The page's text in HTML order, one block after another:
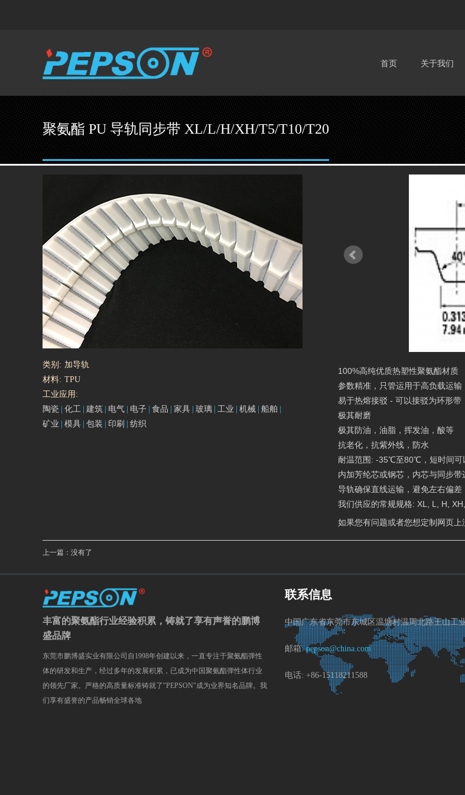
首页 关于我们
聚氨酯 PU 导轨同步带 XL/L/H/XH/T5/T10/T20
类别: 加导轨
材料: TPU
工业应用:
陶瓷 化工 建筑 电气 电子 食品 家具 玻璃 工业 机械 船舶
矿业
模具 包装 印刷 纺织
100%高纯优质热塑性聚氨酯材质
参数精准，只管运用于高负载运
易于热熔接驳 - 可以接驳为环形
极其耐磨
极其防油，油脂，挥发油，酸等
抗老化，抗紫外线，防水
耐温范围: -35℃至80℃，短时间
内加芳纶芯或钢芯，内芯与同步
导轨确保直线运输，避免左右偏差
我们供应的常规规格: XL, L, H,
如果您有问题或者您想定制网页上
上一篇：没有了
丰富的聚氨酯行业经验积累，铸就了享有声誉的鹏博
盛品牌
东莞市鹏博盛实业有限公司自1998年创建以来，一直专注于聚氨酯弹性
体的研发和生产，经过多年的发展积累，已成为中国聚氨酯弹性体行业
的领先厂家。严格的高质量标准铸就了"PEPSON"成为业界知名品牌。我
们享有盛誉的产品畅销全球各地
联系信息
中国广东省东莞市东城区温塘村温周北路王山工
邮箱:pepson@china.com
电话: +86-15118211588